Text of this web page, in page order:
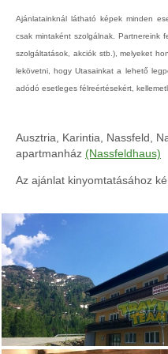
Ajánlatainknál látható képek minden
csak mintaként szolgálnak. Partnereink
szolgáltatások, akciók stb.), melyeket
lekövetni, hogy Utasainkat a lehető
adódó esetleges félreértésekért,
Ausztria, Karintia, Nassfeld,
apartmanház (Nassfeldhaus)
Az ajánlat kinyomtatásához